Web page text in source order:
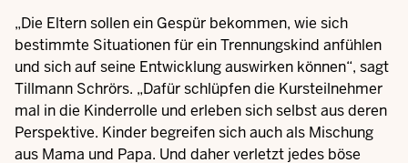
„Die Eltern sollen ein Gespür bekommen, wie sich
bestimmte Situationen für ein Trennungskind anfühlen
und sich auf seine Entwicklung auswirken können“, sagt
Tillmann Schrörs. „Dafür schlüpfen die Kursteilnehmer
mal in die Kinderrolle und erleben sich selbst aus deren
Perspektive. Kinder begreifen sich auch als Mischung
aus Mama und Papa. Und daher verletzt jedes böse